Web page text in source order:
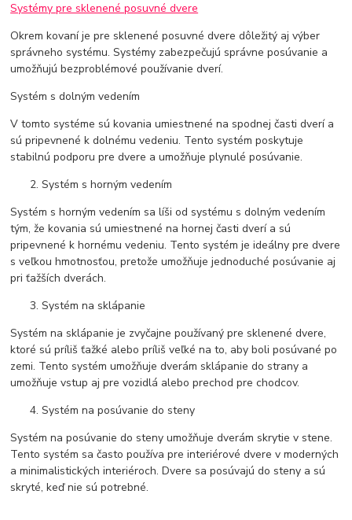
Systémy pre sklenené posuvné dvere
Okrem kovaní je pre sklenené posuvné dvere dôležitý aj výber
správneho systému. Systémy zabezpečujú správne posúvanie a
umožňujú bezproblémové používanie dverí.
Systém s dolným vedením
V tomto systéme sú kovania umiestnené na spodnej časti dverí a
sú pripevnené k dolnému vedeniu. Tento systém poskytuje
stabilnú podporu pre dvere a umožňuje plynulé posúvanie.
Systém s horným vedením
Systém s horným vedením sa líši od systému s dolným vedením
tým, že kovania sú umiestnené na hornej časti dverí a sú
pripevnené k hornému vedeniu. Tento systém je ideálny pre dvere
s veľkou hmotnosťou, pretože umožňuje jednoduché posúvanie aj
pri ťažších dverách.
Systém na sklápanie
Systém na sklápanie je zvyčajne používaný pre sklenené dvere,
ktoré sú príliš ťažké alebo príliš veľké na to, aby boli posúvané po
zemi. Tento systém umožňuje dverám sklápanie do strany a
umožňuje vstup aj pre vozidlá alebo prechod pre chodcov.
Systém na posúvanie do steny
Systém na posúvanie do steny umožňuje dverám skrytie v stene.
Tento systém sa často používa pre interiérové dvere v moderných
a minimalistických interiéroch. Dvere sa posúvajú do steny a sú
skryté, keď nie sú potrebné.